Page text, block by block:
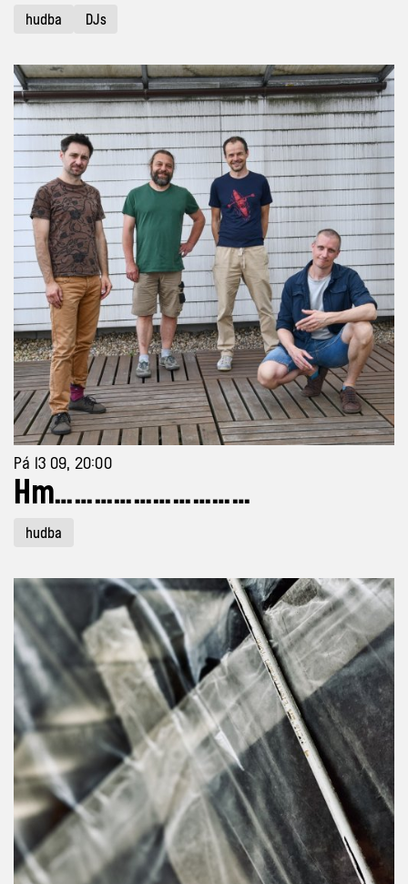
hudba DJs
Pá 13 09, 20:00
Hm…………………………
hudba